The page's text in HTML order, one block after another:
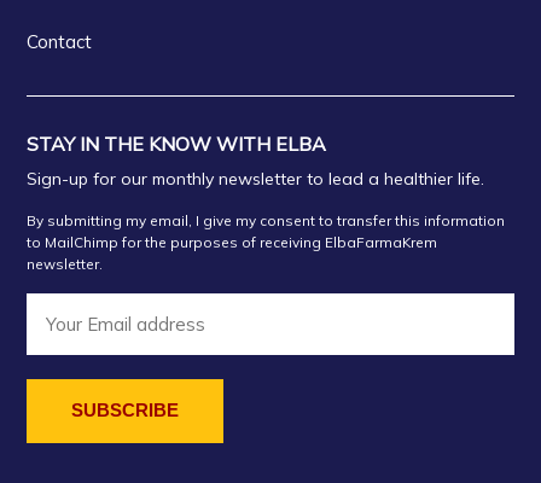
Contact
STAY IN THE KNOW WITH ELBA
Sign-up for our monthly newsletter to lead a healthier life.
By submitting my email, I give my consent to transfer this information
to MailChimp for the purposes of receiving ElbaFarmaKrem
newsletter.